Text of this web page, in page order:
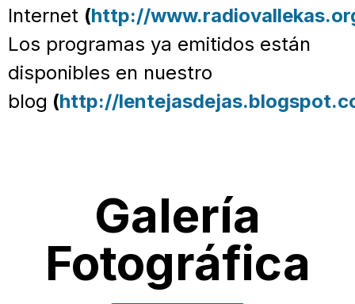
Internet (http://
Los programas ya emitidos están
disponibles en nuestro
blog (http://
Galería
Fotográfica